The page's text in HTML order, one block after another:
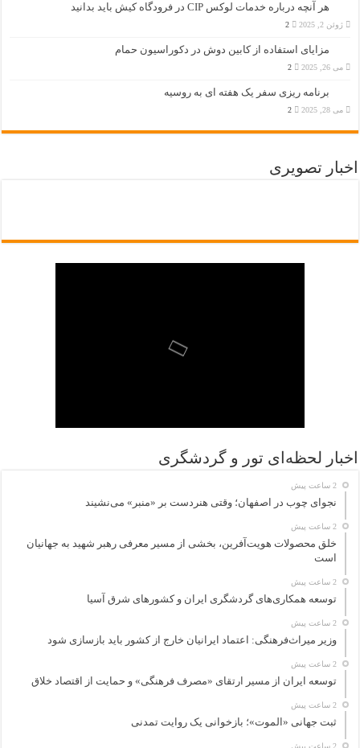
هر آنچه درباره خدمات لوکس CIP در فرودگاه‌ کیش باید بدانید
ژوئن 2, 2025 2
مزایای استفاده از کابین دوش در دکوراسیون حمام
می 26, 2025 2
برنامه ریزی سفر یک هفته ای به روسیه
می 28, 2025 2
اخبار تصویری
اخبار لحظه‌ای تور و گردشگری
2 ساعت پیش
نجوای چوب در اصفهان؛ وقتی هنردست بر «منبر» می‌نشیند
2 ساعت پیش
خلق محصولات هویت‌آفرین، بخشی از مسیر معرفی رهبر شهید به جهانیان
است
2 ساعت پیش
توسعه همکاری‌های گردشگری ایران و کشورهای شرق آسیا
2 ساعت پیش
وزیر میراث‌فرهنگی: اعتماد ایرانیان خارج از کشور باید بازسازی شود
2 ساعت پیش
توسعه ایران از مسیر ارتقای «مصرف فرهنگی» و حمایت از اقتصاد خلاق
2 ساعت پیش
ثبت جهانی «الموت»؛ بازخوانی یک روایت تمدنی